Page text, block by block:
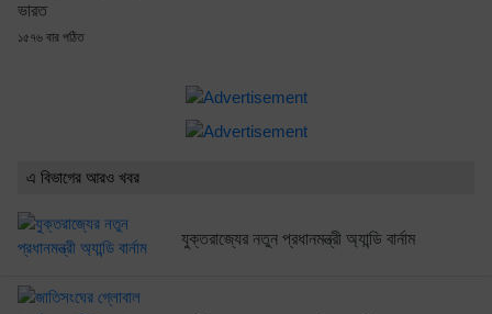
ভারত
১৫৭৬ বার পঠিত
এ বিভাগের আরও খবর
যুক্তরাজ্যের নতুন প্রধানমন্ত্রী অ্যান্ডি বার্নাম